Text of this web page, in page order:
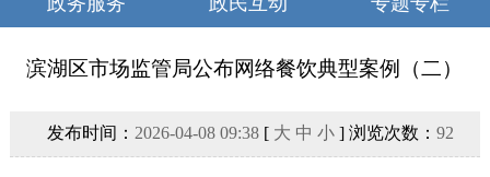
滨湖区市场监管局公布网络餐饮典型案例（二）
发布时间： 2026-04-08 09:38[ 大 中 小] 浏览次数： 92